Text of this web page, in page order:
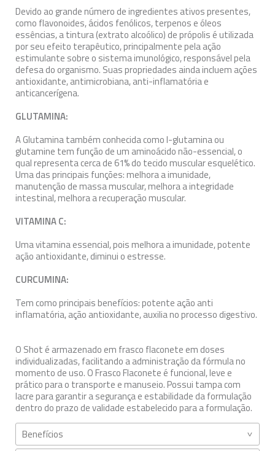
Devido ao grande número de ingredientes ativos presentes,
como flavonoides, ácidos fenólicos, terpenos e óleos
essências, a tintura (extrato alcoólico) de própolis é utilizada
por seu efeito terapêutico, principalmente pela ação
estimulante sobre o sistema imunológico, responsável pela
defesa do organismo. Suas propriedades ainda incluem ações
antioxidante, antimicrobiana, anti-inflamatória e
anticancerígena.
GLUTAMINA:
A Glutamina também conhecida como l-glutamina ou
glutamine tem função de um aminoácido não-essencial, o
qual representa cerca de 61% do tecido muscular esquelético.
Uma das principais funções: melhora a imunidade,
manutenção de massa muscular, melhora a integridade
intestinal, melhora a recuperação muscular.
VITAMINA C:
Uma vitamina essencial, pois melhora a imunidade, potente
ação antioxidante, diminui o estresse.
CURCUMINA:
Tem como principais benefícios: potente ação anti
inflamatória, ação antioxidante, auxilia no processo digestivo.
O Shot é armazenado em frasco flaconete em doses
individualizadas, facilitando a administração da fórmula no
momento de uso. O Frasco Flaconete é funcional, leve e
prático para o transporte e manuseio. Possui tampa com
lacre para garantir a segurança e estabilidade da formulação
dentro do prazo de validade estabelecido para a formulação.
Benefícios